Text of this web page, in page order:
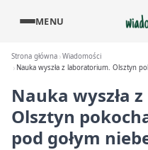
MENU
Strona główna Wiadomości
Nauka wyszła z laboratorium. Olsztyn
Nauka wyszła
Olsztyn
pod gołym